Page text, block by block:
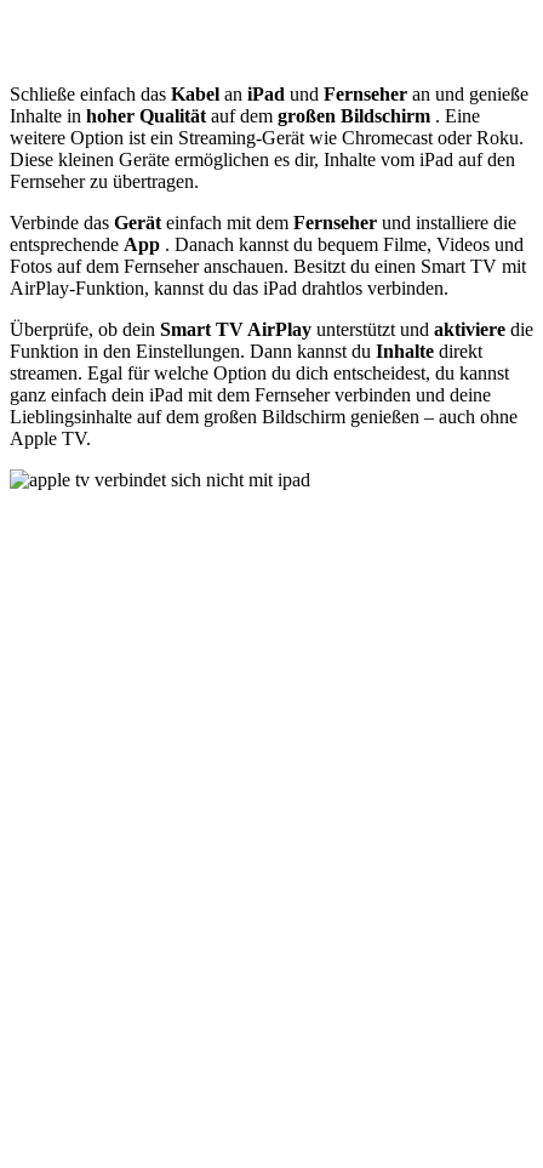
Schließe einfach das Kabel an iPad und Fernseher an und genieße
Inhalte in hoher Qualität auf dem großen Bildschirm . Eine
weitere Option ist ein Streaming-Gerät wie Chromecast oder Roku.
Diese kleinen Geräte ermöglichen es dir, Inhalte vom iPad auf den
Fernseher zu übertragen.
Verbinde das Gerät einfach mit dem Fernseher und installiere die
entsprechende App . Danach kannst du bequem Filme, Videos und
Fotos auf dem Fernseher anschauen. Besitzt du einen Smart TV mit
AirPlay-Funktion, kannst du das iPad drahtlos verbinden.
Überprüfe, ob dein Smart TV AirPlay unterstützt und aktiviere die
Funktion in den Einstellungen. Dann kannst du Inhalte direkt
streamen. Egal für welche Option du dich entscheidest, du kannst
ganz einfach dein iPad mit dem Fernseher verbinden und deine
Lieblingsinhalte auf dem großen Bildschirm genießen – auch ohne
Apple TV.